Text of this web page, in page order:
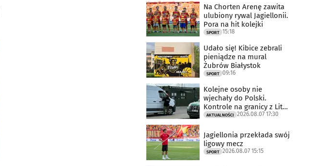
Na Chorten Arenę zawita
ulubiony rywal Jagiellonii.
Pora na hit kolejki
SPORT 15:18
Udało się! Kibice zebrali
pieniądze na mural
Żubrów Białystok
SPORT 09:16
Kolejne osoby nie
wjechały do Polski.
Kontrole na granicy z Litwą
trwają
AKTUALNOŚCI 2026.08.07 17:30
Jagiellonia przekłada swój
ligowy mecz
SPORT 2026.08.07 15:15